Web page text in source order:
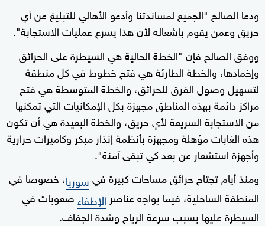
ودعا الصالح "الجميع لمساندتنا وأدعو الأهالي للتبليغ عن أي
حريق وعمن يقوم بإشعاله لأن هذا يسرع عمليات الاستجابة".
ووفق الصالح فإن "الخطة الحالية هي السيطرة على الحرائق
وإخمادها، والخطة الطارئة هي فتح خطوط في كل منطقة
لتسهيل وصول الفرق للحرائق، والخطة المتوسطة هي فتح
مراكز دائمة بهذه المناطق مجهزة بكل الإمكانيات التي تمكنها
من الاستجابة السريعة لأي حريق، والخطة البعيدة هي أن تكون
هذه الغابات مؤهلة ومجهزة بأنظمة إنذار مبكر وكاميرات حرارية
وأجهزة استشعار عن بعد كي تبقى آمنة".
ومنذ أيام تجتاح حرائق مساحات كبيرة فيسوريا، خصوصا في
المنطقة الساحلية، فيما يواجه عناصر الإطفاءصعوبات في
السيطرة عليها بسبب سرعة الرياح وشدة الجفاف.